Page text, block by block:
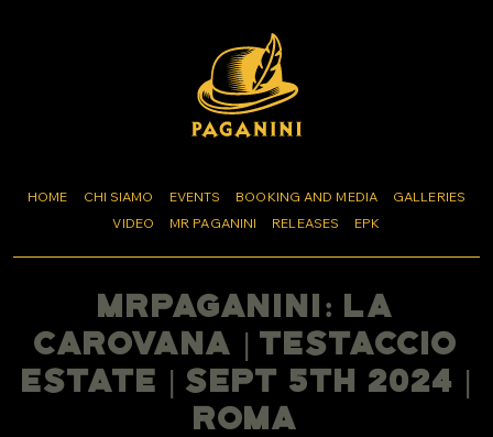
HOME CHI SIAMO EVENTS BOOKING AND MEDIA
GALLERIES
VIDEO
MR PAGANINI RELEASES EPK
MrPaganini: La
Carovana | Testaccio
Estate | Sept 5th 2024 |
Roma